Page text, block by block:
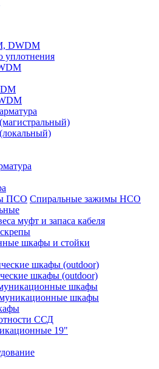
DWDM
уплотнения
ПСО Спиральные зажимы НСО
муфт и запаса кабеля
шкафы и стойки
шкафы (outdoor)
шкафы (outdoor)
шкафы
шкафы
ССД
19"